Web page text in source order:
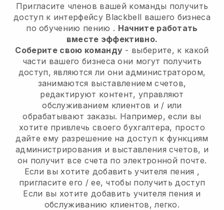
Пригласите членов вашей команды получить
доступ к интерфейсу Blackbell вашего бизнеса
по обучению пению . Начните работать
вместе эффективно.
Соберите свою команду - выберите, к какой
части вашего бизнеса они могут получить
доступ, являются ли они администратором,
занимаются выставлением счетов,
редактируют контент, управляют
обслуживанием клиентов и / или
обрабатывают заказы. Например, если вы
хотите привлечь своего бухгалтера, просто
дайте ему разрешение на доступ к функциям
администрирования и выставления счетов, и
он получит все счета по электронной почте.
Если вы хотите добавить учителя пения ,
пригласите его / ее, чтобы получить доступ
Если вы хотите добавить учителя пения и
обслуживанию клиентов, легко.